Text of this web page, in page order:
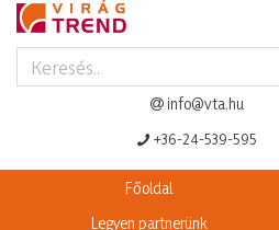
info@vta.hu
+36-24-539-595
Főoldal
Legyen partnerünk
Termék adatlap